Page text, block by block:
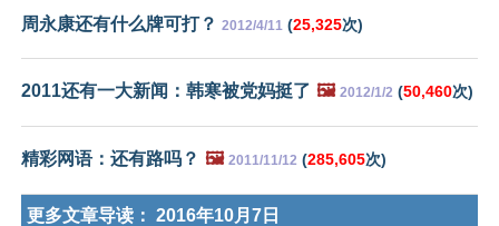
周永康还有什么牌可打？ 2012/4/11 (25,325次)
2011还有一大新闻：韩寒被党妈挺了 🖼️ 2012/1/2 (50,460次)
精彩网语：还有路吗？ 🖼️ 2011/11/12 (285,605次)
更多文章导读： 2016年10月7日